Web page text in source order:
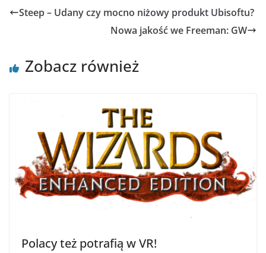
Steep – Udany czy mocno niżowy produkt Ubisoftu?
Nowa jakość we Freeman: GW
Zobacz również
Polacy też potrafią w VR!